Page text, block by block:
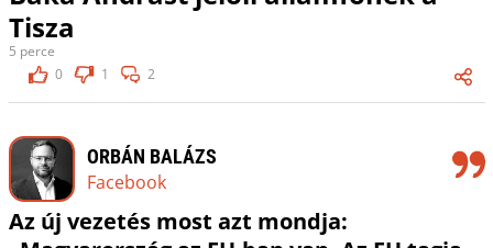
Tisza
5 perce
0
1 2
ORBÁN BALÁZS
Facebook
Az új vezetés most azt mondja: